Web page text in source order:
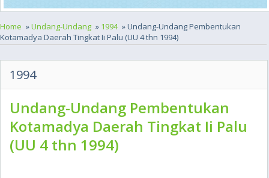
Home »Undang-Undang » 1994 » Undang-Undang Pembentukan
Kotamadya Daerah Tingkat Ii Palu (UU 4 thn 1994)
1994
Undang-Undang Pembentukan
Kotamadya Daerah Tingkat Ii Palu
(UU 4 thn 1994)